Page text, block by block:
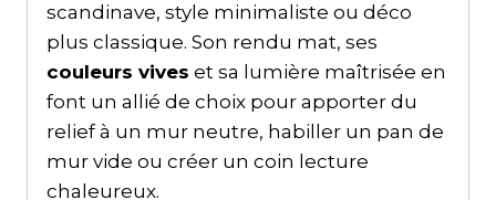
scandinave, style minimaliste ou déco
plus classique. Son rendu mat, ses
couleurs vives et sa lumière maîtrisée en
font un allié de choix pour apporter du
relief à un mur neutre, habiller un pan de
mur vide ou créer un coin lecture
chaleureux.